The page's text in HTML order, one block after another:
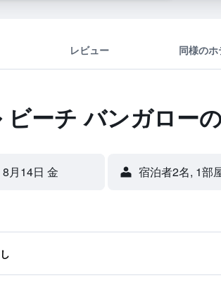
レビュー 同様の
ーチ バンガロー
8月14日 金 宿泊者2名, 1​部